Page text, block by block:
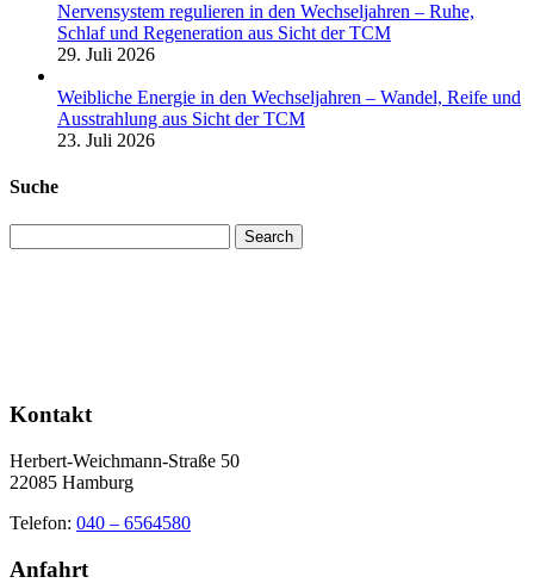
Nervensystem regulieren in den Wechseljahren – Ruhe,
Schlaf und Regeneration aus Sicht der TCM
29. Juli 2026
Weibliche Energie in den Wechseljahren – Wandel, Reife und
Ausstrahlung aus Sicht der TCM
23. Juli 2026
Suche
Search
Kontakt
Herbert-Weichmann-Straße 50
22085 Hamburg
Telefon: 040 – 6564580
Anfahrt